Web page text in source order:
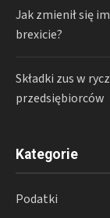
Jak zmienił się
brexicie?
Składki zus w
przedsiębiorców
Kategorie
Podatki